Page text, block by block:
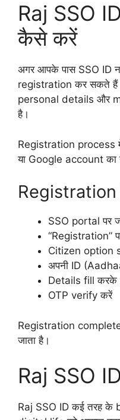
Raj SSO
कैसे करें
अगर आपके पास SSO ID
registration कर सकते
personal details और
है।
Registration process
या Google account का
SSO portal पर
“Registration”
Citizen option
अपनी ID
Details fill करके
OTP verify करें
Registration
जाता है।
Raj SSO
Raj SSO ID कई तरह के